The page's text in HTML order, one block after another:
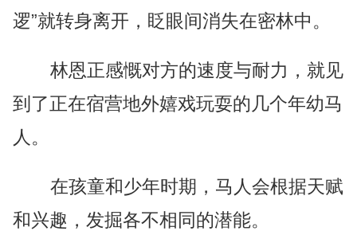
逻”就转身离开，眨眼间消失在密林中。
林恩正感慨对方的速度与耐力，就见
到了正在宿营地外嬉戏玩耍的几个年幼马
人。
在孩童和少年时期，马人会根据天赋
和兴趣，发掘各不相同的潜能。